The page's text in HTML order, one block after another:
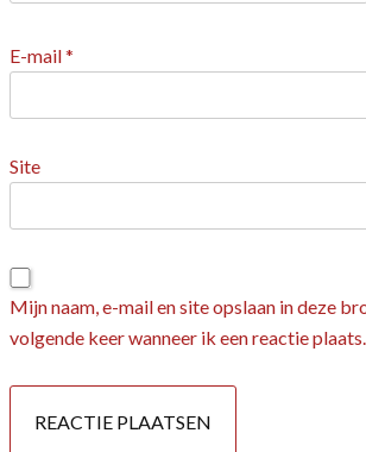
E-mail*
Site
Mijn naam, e-mail en site opslaan in deze
volgende keer wanneer ik een reactie plaats.